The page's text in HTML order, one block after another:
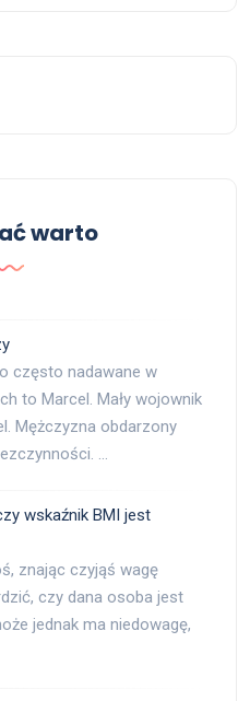
warto
często nadawane w
to Marcel. Mały wojownik
Mężczyzna obdarzony
…
wskaźnik BMI jest
znając czyjąś wagę
czy dana osoba jest
jednak ma niedowagę,